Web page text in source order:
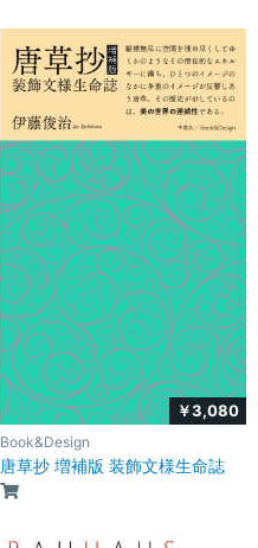
￥3,080
Book&Design
唐草抄 増補版 装飾文様生命誌